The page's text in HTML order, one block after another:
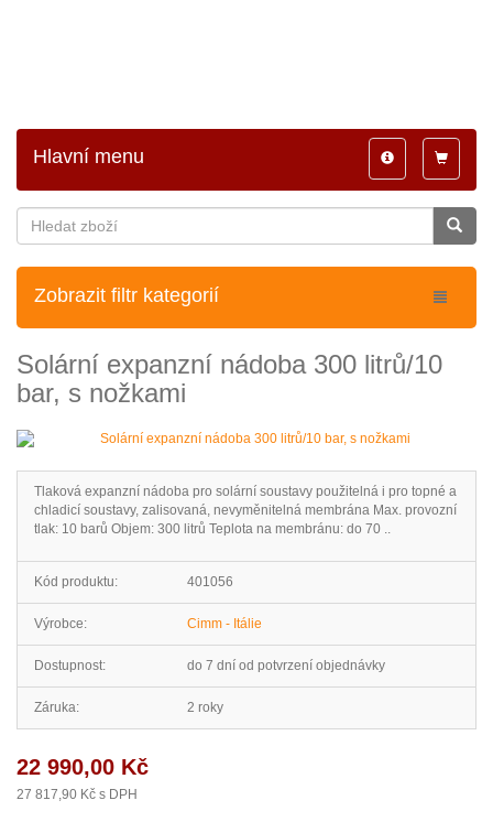
Toggle
Toggle
navigation
Hlavní menu
Zobrazit filtr kategorií
Solární expanzní nádoba 300 litrů/10
bar, s nožkami
Tlaková expanzní nádoba pro solární soustavy použitelná i pro topné a
chladicí soustavy, zalisovaná, nevyměnitelná membrána Max. provozní
tlak: 10 barů Objem: 300 litrů Teplota na membránu: do 70 ..
Kód produktu: 401056
Výrobce: Cimm - Itálie
Dostupnost: do 7 dní od potvrzení objednávky
Záruka: 2 roky
22 990,00 Kč
27 817,90 Kč s DPH